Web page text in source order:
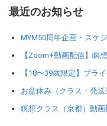
最近のお知らせ
MYM50周年企画・スケ
【Zoom+動画配信】瞑
【18〜39歳限定】プラ
お盆休み（クラス・発
瞑想クラス（京都）動